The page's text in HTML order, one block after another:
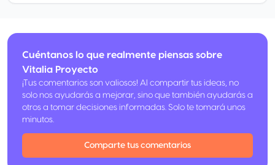
Cuéntanos lo que realmente piensas sobre
Vitalia Proyecto
¡Tus comentarios son valiosos! Al compartir tus ideas, no
solo nos ayudarás a mejorar, sino que también ayudarás a
otros a tomar decisiones informadas. Solo te tomará unos
minutos.
Comparte tus comentarios